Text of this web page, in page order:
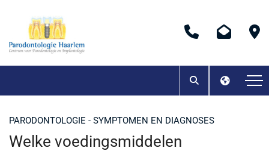
PARODONTOLOGIE - SYMPTOMEN EN DIAGNOSES
Welke voedingsmiddelen